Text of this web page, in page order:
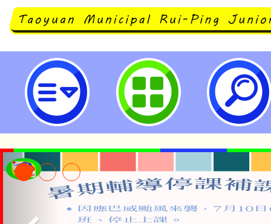
桃園市立瑞坪國民中學